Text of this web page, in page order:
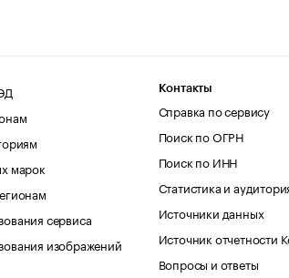
марок
сервиса
изображений
Контакты
Справка по сервису
Поиск по ОГРН
Поиск по ИНН
Статистика и
Источники данных
Источник отчетности
Вопросы и ответы